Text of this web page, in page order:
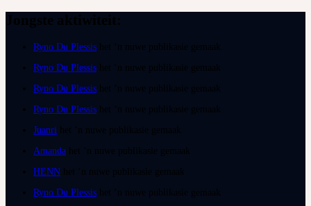
Ryno Du Plessis
Ryno Du Plessis
Ryno Du Plessis
Ryno Du Plessis
Juanri
Amanda
HENN
Ryno Du Plessis